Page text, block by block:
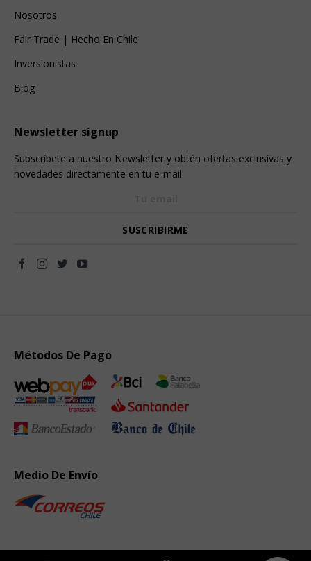
Nosotros
Fair Trade | Hecho En Chile
Inversionistas
Blog
Newsletter signup
Subscríbete a nuestro Newsletter y obtén ofertas exclusivas y
novedades directamente en tu e-mail.
Métodos De Pago
Medio De Envío